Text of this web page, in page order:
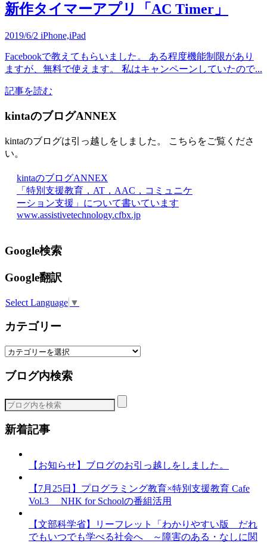
新作タイマーアプリ「AC Timer」
2019/6/2 iPhone,iPad
Facebookで教えてもらいました。 ある程度機能制限があり
ますが、無料で使えます。 私はキャンペーンしていたので...
記事を読む
kintaのブログANNEX
kintaのブログは引っ越しをしました。 こちらをご覧くださ
い。
kintaのブログANNEX
「特別支援教育，AT，AAC，コミュニケ
ーション支援」について書いています
www.assistivetechnology.cfbx.jp
Google検索
Google翻訳
Select Language ▼
カテゴリー
カ
ゴ
ー
ブログ内検索
新着記事
【お知らせ】ブログのお引っ越しをしました。
【7月25日】プログラミング教育×特別支援教育 Cafe
Vol.3 NHK for Schoolの番組活用
【文部科学省】リーフレット「わかりやすい版 だれ
でもいつでも学べる社会へ ～障害のある・なしに関